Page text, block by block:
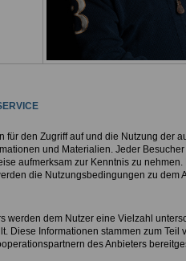
für den Zugriff auf und die Nutzung der
und Materialien. Jeder
aufmerksam zur Kenntnis zu nehmen.
die Nutzungsbedingungen zu dem
werden dem Nutzer eine Vielzahl
Diese Informationen stammen zum Teil
des Anbieters